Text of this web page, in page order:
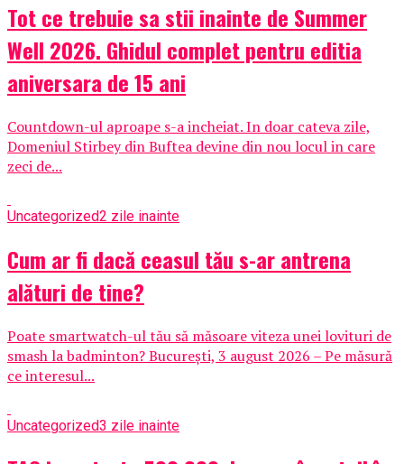
Tot ce trebuie sa stii inainte de Summer
Well 2026. Ghidul complet pentru editia
aniversara de 15 ani
Countdown-ul aproape s-a incheiat. In doar cateva zile,
Domeniul Stirbey din Buftea devine din nou locul in care
zeci de...
Uncategorized2 zile inainte
Cum ar fi dacă ceasul tău s-ar antrena
alături de tine?
Poate smartwatch-ul tău să măsoare viteza unei lovituri de
smash la badminton? București, 3 august 2026 – Pe măsură
ce interesul...
Uncategorized3 zile inainte